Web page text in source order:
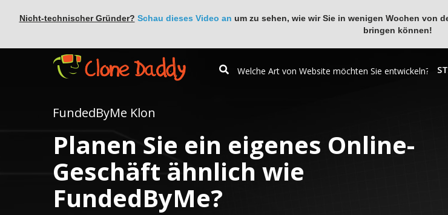
Nicht-technischer Gründer? Schau dieses Video an um zu sehen, wie wir Sie in wenigen Wochen von
bringen können!
FundedByMe Klon
Planen Sie ein eigenes Online-
Geschäft ähnlich wie
FundedByMe?